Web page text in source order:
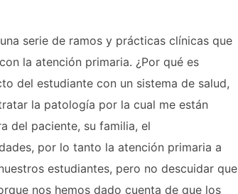
serie de ramos y prácticas clínicas que
la atención primaria. ¿Por qué es
del estudiante con un sistema de salud,
la patología por la cual me están
del paciente, su familia, el
por lo tanto la atención primaria a
estudiantes, pero no descuidar que
nos hemos dado cuenta de que los